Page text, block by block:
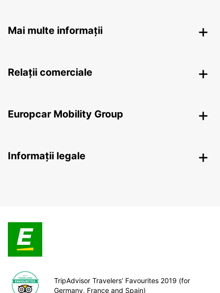
Mai multe informații
Relații comerciale
Europcar Mobility Group
Informații legale
TripAdvisor Travelers’ Favourites 2019 (for
Germany, France and Spain)